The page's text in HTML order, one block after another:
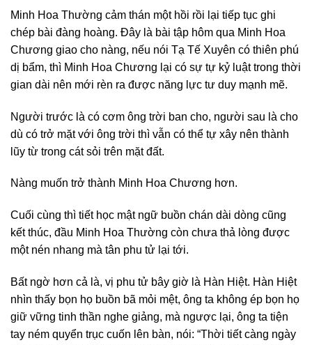
Minh Hoa Thường cảm thán một hồi rồi lại tiếp tục ghi
chép bài đàng hoàng. Đây là bài tập hôm qua Minh Hoa
Chương giao cho nàng, nếu nói Tạ Tế Xuyên có thiên phú
dị bẩm, thì Minh Hoa Chương lại có sự tự kỷ luật trong thời
gian dài nên mới rèn ra được năng lực tư duy mạnh mẽ.
Người trước là có cơm ông trời ban cho, người sau là cho
dù có trở mặt với ông trời thì vẫn có thể tự xây nên thành
lũy từ trong cát sỏi trên mặt đất.
Nàng muốn trở thành Minh Hoa Chương hơn.
Cuối cùng thì tiết học mật ngữ buồn chán dài dòng cũng
kết thúc, đầu Minh Hoa Thường còn chưa thả lòng được
một nén nhang mà tân phu tử lại tới.
Bất ngờ hơn cả là, vị phu tử bây giờ là Hàn Hiệt. Hàn Hiệt
nhìn thấy bọn họ buồn bã mỏi mệt, ông ta không ép bọn họ
giữ vững tinh thần nghe giảng, mà ngược lại, ông ta tiện
tay ném quyển trục cuốn lên bàn, nói: “Thời tiết càng ngày